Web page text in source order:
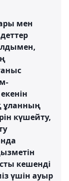
мен
ұланның
күшейту,
кешенді
үшін ауыр